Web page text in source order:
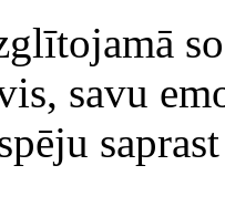
savu